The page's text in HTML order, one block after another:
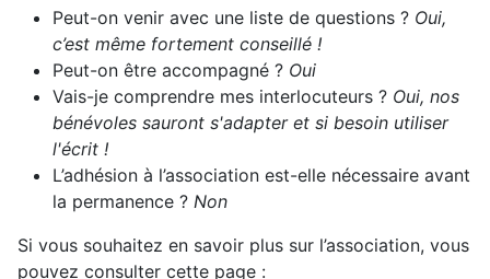
Peut-on venir avec une liste de questions ? Oui,
c’est même fortement conseillé !
Peut-on être accompagné ? Oui
Vais-je comprendre mes interlocuteurs ? Oui, nos
bénévoles sauront s'adapter et si besoin utiliser
l'écrit !
L’adhésion à l’association est-elle nécessaire avant
la permanence ? Non
Si vous souhaitez en savoir plus sur l’association, vous
pouvez consulter cette page :